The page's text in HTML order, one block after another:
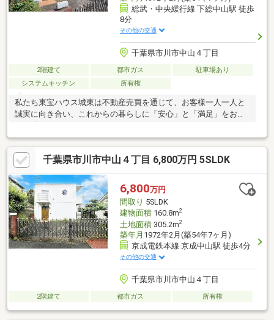
総武・中央緩行線 下総中山駅 徒歩
8分
その他の交通
千葉県市川市中山４丁目
2階建て 都市ガス
駐車場あり
システムキッチン
所有権
私たち東宝ハウス城東は不動産売買を通じて、お客様一人一人と
誠実に向き合い、これからの暮らしに「安心」と「満足」をお届
けし続けていきます。
千葉県市川市中山４丁目 6,800万円 5SLDK
6,800万円
間取り 5SLDK
建物面積160.8m2
土地面積305.2m2
築年月 1972年2月(築54年7ヶ月)
京成電鉄本線 京成中山駅 徒歩4分
その他の交通
千葉県市川市中山４丁目
2階建て 都市ガス 所有権